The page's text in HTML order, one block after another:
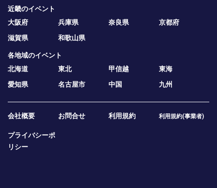
近畿のイベント
大阪府
兵庫県 奈良県
京都府
滋賀県
和歌山県
各地域のイベント
北海道
東北 甲信越
東海
愛知県
名古屋市 中国 九州
会社概要 お問合せ 利用規約 利用規約(事業者)
プライバシーポ
リシー